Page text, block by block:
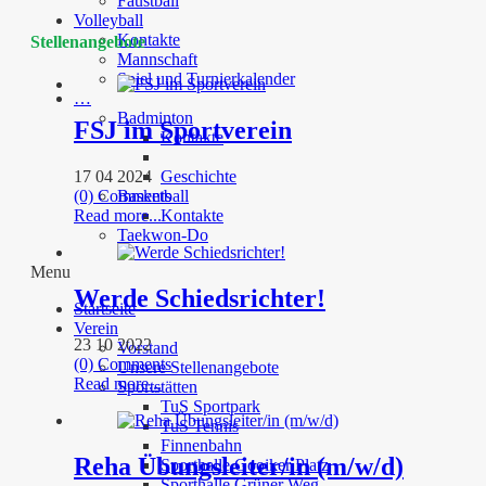
Volleyball
Kontakte
Mannschaft
Spiel und Turnierkalender
…
Badminton
Kontakte
Geschichte
Basketball
Kontakte
Taekwon-Do
Menu
Startseite
Verein
Vorstand
Unsere Stellenangebote
Sportstätten
TuS Sportpark
TuS Tennis
Finnenbahn
Sporthalle Gooiker Platz
Stellenangebote
FSJ im Sportverein
17 04 2024
(0) Comments
Read more...
Werde Schiedsrichter!
23 10 2022
(0) Comments
Read more...
Reha Übungsleiter/in (m/w/d)